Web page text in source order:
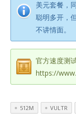
美元套餐，
聪明多开，
不讲情面。
官方速度测
https://
512M VULTR